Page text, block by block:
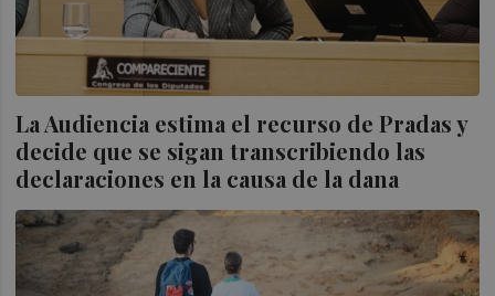
La Audiencia estima el recurso de Pradas y
decide que se sigan transcribiendo las
declaraciones en la causa de la dana